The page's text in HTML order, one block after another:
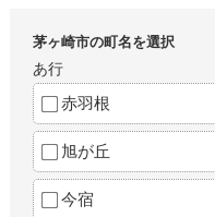
茅ヶ崎市の町名を選択
あ行
赤羽根
旭が丘
今宿